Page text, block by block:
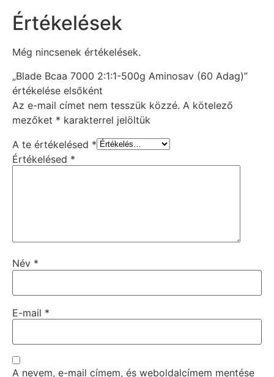
Értékelések
Még nincsenek értékelések.
„Blade Bcaa 7000 2:1:1-500g Aminosav (60 Adag)”
értékelése elsőként
Az e-mail címet nem tesszük közzé. A kötelező
mezőket * karakterrel jelöltük
A te értékelésed *
Értékelésed *
Név *
E-mail *
A nevem, e-mail címem, és weboldalcímem mentése